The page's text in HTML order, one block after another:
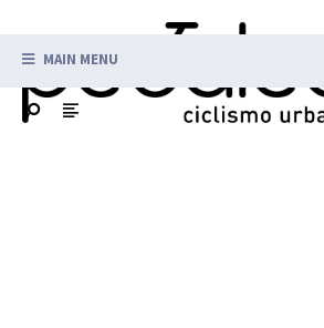
MAIN MENU